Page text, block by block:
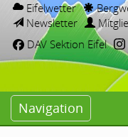
Eifelwetter
Newsletter
DAV Sektion Eifel
Navigation